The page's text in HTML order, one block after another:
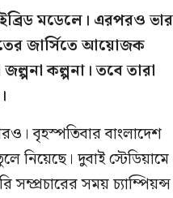
মডেলে। এরপরও
জার্সিতে আয়োজক
কল্পনা। তবে তারা
বৃহস্পতিবার বাংলাদেশ
নিয়েছে। দুবাই স্টেডিয়ামে
সম্প্রচারের সময় চ্যাম্পিয়ন্স